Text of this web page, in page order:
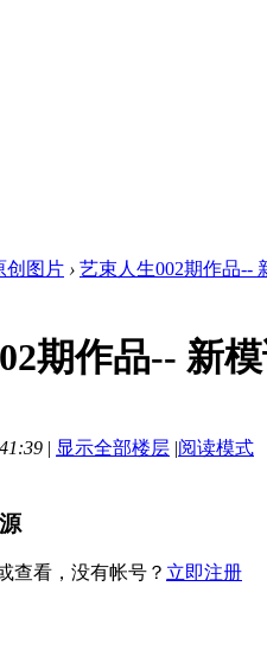
创图片 › 艺束人生002期作品--
期作品-- 新
| 显示全部楼层 |阅读模式
查看，没有帐号？ 立即注册